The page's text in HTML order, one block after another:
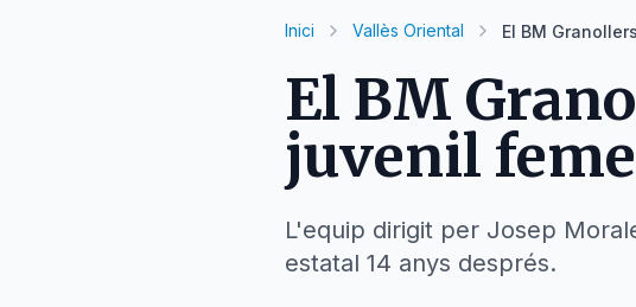
Inici Vallès Oriental El BM
El BM
juvenil
L'equip dirigit per Josep
estatal 14 anys després.